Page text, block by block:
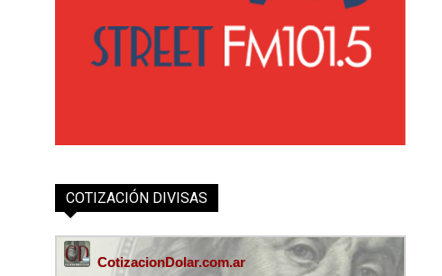
COTIZACIÓN DIVISAS